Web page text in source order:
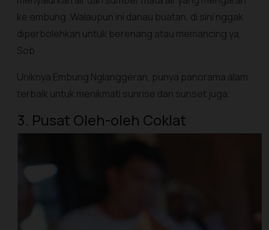
ke embung. Walaupun ini danau buatan, di sini nggak
diperbolehkan untuk berenang atau memancing ya,
Sob
Uniknya Embung Nglanggeran, punya panorama alam
terbaik untuk menikmati sunrise dan sunset juga.
3. Pusat Oleh-oleh Coklat